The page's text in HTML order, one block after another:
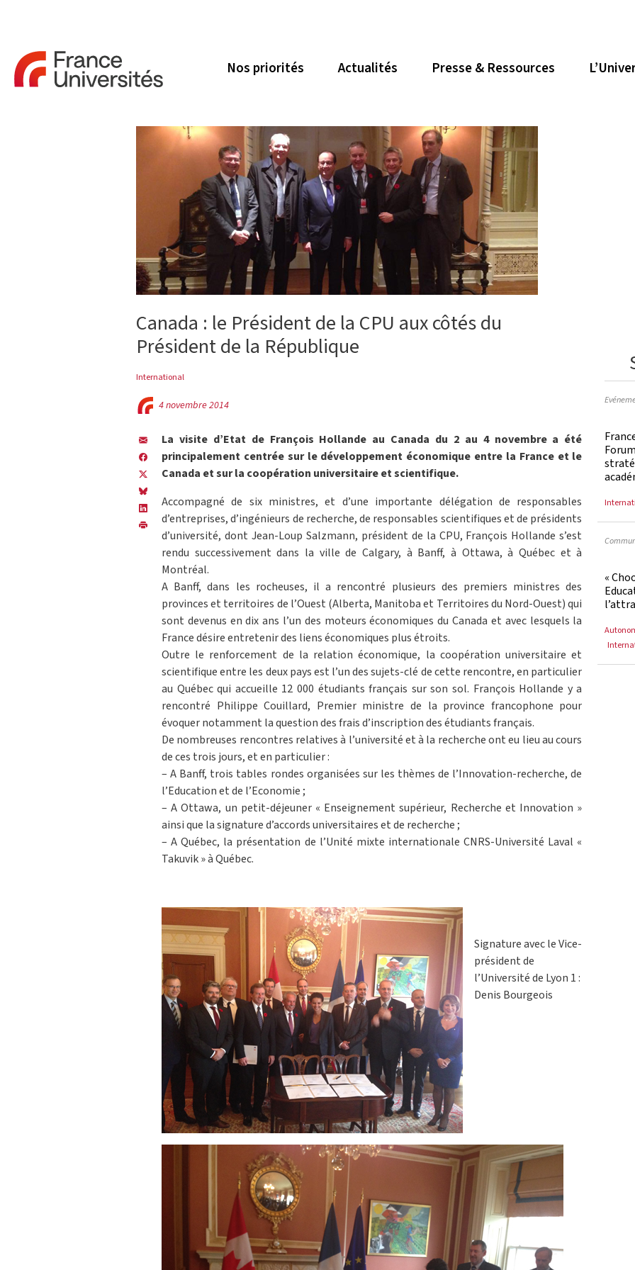
Nos priorités Actualités Presse & Ressources
Canada : le Président de la CPU aux côtés du
Président de la République
International
4 novembre 2014
La visite d’Etat de François Hollande au Canada du 2 au 4 novembre a été
principalement centrée sur le développement économique entre la France et le
Canada et sur la coopération universitaire et scientifique.
Accompagné de six ministres, et d’une importante délégation de responsables
d’entreprises, d’ingénieurs de recherche, de responsables scientifiques et de présidents
d’université, dont Jean-Loup Salzmann, président de la CPU, François Hollande s’est
rendu successivement dans la ville de Calgary, à Banff, à Ottawa, à Québec et à
Montréal.
A Banff, dans les rocheuses, il a rencontré plusieurs des premiers ministres des
provinces et territoires de l’Ouest (Alberta, Manitoba et Territoires du Nord-Ouest) qui
sont devenus en dix ans l’un des moteurs économiques du Canada et avec lesquels la
France désire entretenir des liens économiques plus étroits.
Outre le renforcement de la relation économique, la coopération universitaire et
scientifique entre les deux pays est l’un des sujets-clé de cette rencontre, en particulier
au Québec qui accueille 12 000 étudiants français sur son sol. François Hollande y a
rencontré Philippe Couillard, Premier ministre de la province francophone pour
évoquer notamment la question des frais d’inscription des étudiants français.
De nombreuses rencontres relatives à l’université et à la recherche ont eu lieu au cours
de ces trois jours, et en particulier :
– A Banff, trois tables rondes organisées sur les thèmes de l’Innovation-recherche, de
l’Education et de l’Economie ;
– A Ottawa, un petit-déjeuner « Enseignement supérieur, Recherche et Innovation »
ainsi que la signature d’accords universitaires et de recherche ;
– A Québec, la présentation de l’Unité mixte internationale CNRS-Université Laval «
Takuvik » à Québec.
Signature avec le Vice-
président de
l’Université de Lyon 1 :
Denis Bourgeois
«